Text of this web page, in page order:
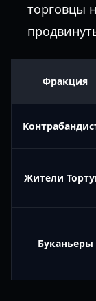
торговцы
Фракция
Жители
Буканьеры